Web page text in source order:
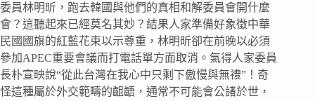
委員林明昕，跑去韓國與他們的真相和解委員會開什麼
會？這聽起來已經莫名其妙？結果人家準備好象徵中華
民國國旗的紅藍花束以示尊重，林明昕卻在前晚以必須
參加APEC重要會議而打電話單方面取消。氣得人家委員
長朴宣映說“從此台灣在我心中只剩下傲慢與無禮”！奇
怪這種屬於外交範疇的齟齬，通常不可能會公諸於世，